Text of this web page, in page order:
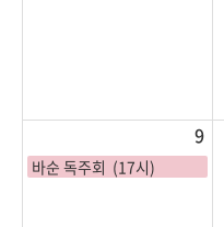
9
바순 독주회 (17시)